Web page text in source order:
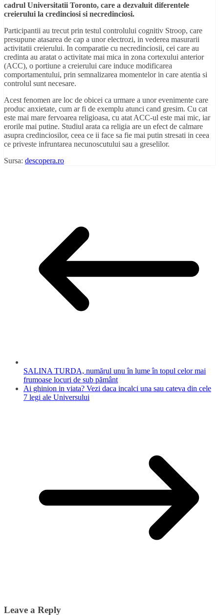
cadrul Universitatii Toronto, care a dezvaluit diferentele
creierului la credinciosi si necredinciosi.
Participantii au trecut prin testul controlului cognitiv Stroop, care
presupune atasarea de cap a unor electrozi, in vederea masurarii
activitatii creierului. In comparatie cu necredinciosii, cei care au
credinta au aratat o activitate mai mica in zona cortexului anterior
(ACC), o portiune a creierului care induce modificarea
comportamentului, prin semnalizarea momentelor in care atentia si
controlul sunt necesare.
Acest fenomen are loc de obicei ca urmare a unor evenimente care
produc anxietate, cum ar fi de exemplu atunci cand gresim. Cu cat
este mai mare fervoarea religioasa, cu atat ACC-ul este mai mic, iar
erorile mai putine. Studiul arata ca religia are un efect de calmare
asupra credinciosilor, ceea ce ii face sa fie mai putin stresati in ceea
ce priveste infruntarea necunoscutului sau a greselilor.
Sursa: descopera.ro
SALINA TURDA, numărul unu în lume în topul celor mai
frumoase locuri de sub pământ
Ai ghinion in viata? Vezi daca incalci una sau cateva din cele
7 legi ale Universului
Leave a Reply